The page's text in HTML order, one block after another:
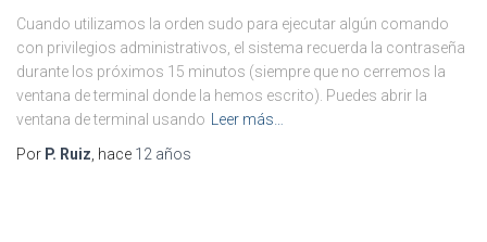
Cuando utilizamos la orden sudo para ejecutar algún comando
con privilegios administrativos, el sistema recuerda la contraseña
durante los próximos 15 minutos (siempre que no cerremos la
ventana de terminal donde la hemos escrito). Puedes abrir la
ventana de terminal usando
Leer más…
Por P. Ruiz , hace 12 años